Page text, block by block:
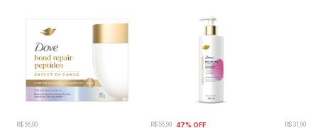
R$ 56,90 R$ 56,90 47% OFF R$ 31,90